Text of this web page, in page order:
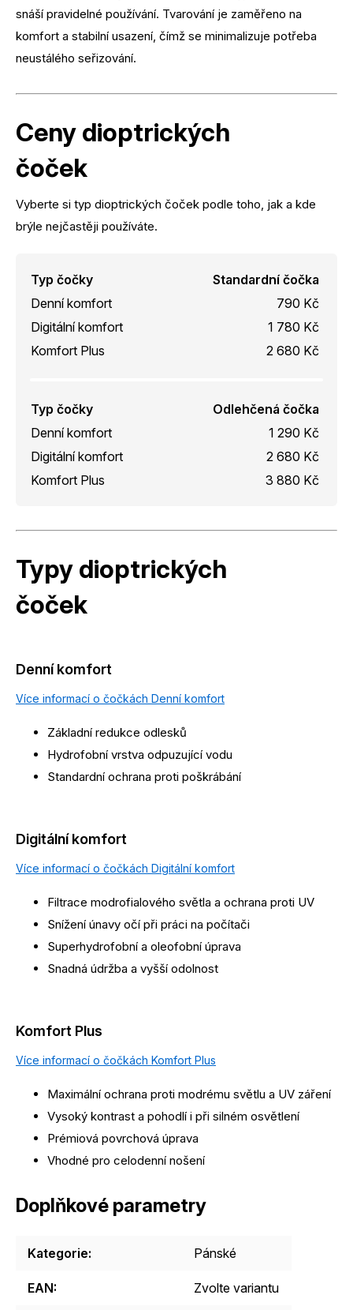
snáší pravidelné používání. Tvarování je zaměřeno na
komfort a stabilní usazení, čímž se minimalizuje potřeba
neustálého seřizování.
Ceny dioptrických
čoček
Vyberte si typ dioptrických čoček podle toho, jak a kde
brýle nejčastěji používáte.
Typ čočky
Standardní čočka
Denní komfort
790 Kč
Digitální komfort
1 780 Kč
Komfort Plus
2 680 Kč
Typ čočky
Odlehčená čočka
Denní komfort
1 290 Kč
Digitální komfort
2 680 Kč
Komfort Plus
3 880 Kč
Typy dioptrických
čoček
Denní komfort
Více informací o čočkách Denní komfort
Základní redukce odlesků
Hydrofobní vrstva odpuzující vodu
Standardní ochrana proti poškrábání
Digitální komfort
Více informací o čočkách Digitální komfort
Filtrace modrofialového světla a ochrana proti UV
Snížení únavy očí při práci na počítači
Superhydrofobní a oleofobní úprava
Snadná údržba a vyšší odolnost
Komfort Plus
Více informací o čočkách Komfort Plus
Maximální ochrana proti modrému světlu a UV záření
Vysoký kontrast a pohodlí i při silném osvětlení
Prémiová povrchová úprava
Vhodné pro celodenní nošení
Doplňkové parametry
Kategorie: Pánské
EAN: Zvolte variantu